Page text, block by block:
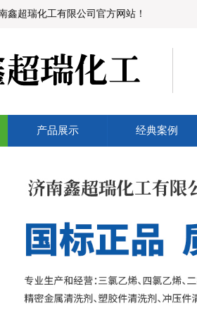
鑫超瑞化工有限公司官方网站！
产品展示 经典案例